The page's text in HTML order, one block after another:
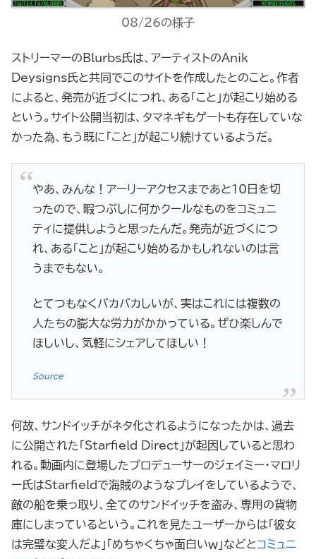
08/26の様子
ストリーマーのBlurbs氏は、アーティストのAnik
Deysigns氏と共同でこのサイトを作成したとのこと。作者
によると、発売が近づくにつれ、ある「こと」が起こり始める
という。サイト公開当初は、タマネギもゲートも存在していな
かった為、もう既に「こと」が起こり続けているようだ。
やあ、みんな！アーリーアクセスまであと10日を切
ったので、暇つぶしに何かクールなものをコミュニ
ティに提供しようと思ったんだ。発売が近づくにつ
れ、ある「こと」が起こり始めるかもしれないのは言
うまでもない。
とてつもなくバカバカしいが、実はこれには複数の
人たちの膨大な労力がかかっている。ぜひ楽しんで
ほしいし、気軽にシェアしてほしい！
Source
何故、サンドイッチがネタ化されるようになったかは、過去
に公開された「Starfield Direct」が起因していると思わ
れる。動画内に登場したプロデューサーのジェイミー・マロリ
ー氏はStarfieldで海賊のようなプレイをしているようで、
敵の船を乗っ取り、全てのサンドイッチを盗み、専用の貨物
庫にしまっているという。これを見たユーザーからは「彼女
は完璧な変人だよ」「めちゃくちゃ面白いｗ」などとコミュニ